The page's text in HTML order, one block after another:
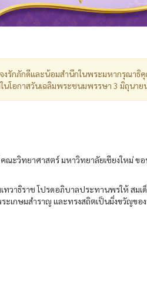
งรักภักดีและน้อมสำนึกในพระมหากรุณา
โอกาสวันเฉลิมพระชนมพรรษา 3 มิถุนาย
ะวิทยาศาสตร์ มหาวิทยาลัยเชียงใหม่ ข
าธิราช โปรดอภิบาลประทานพรให้ สมเ
กษมสำราญ และทรงสถิตเป็นมิ่งขวัญขอ